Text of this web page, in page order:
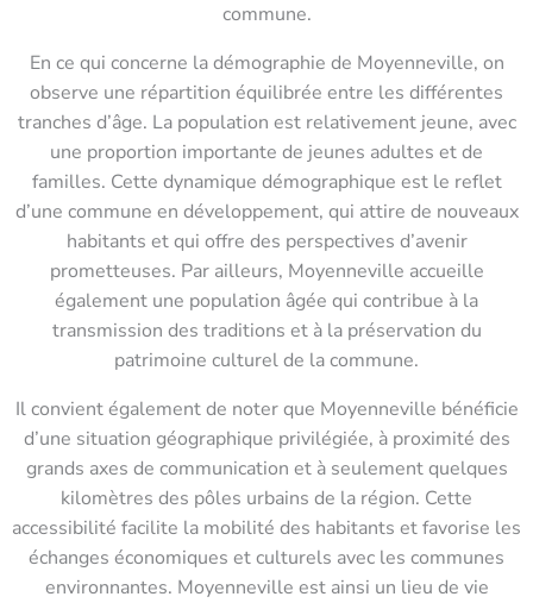
commune.
En ce qui concerne la démographie de Moyenneville, on
observe une répartition équilibrée entre les différentes
tranches d’âge. La population est relativement jeune, avec
une proportion importante de jeunes adultes et de
familles. Cette dynamique démographique est le reflet
d’une commune en développement, qui attire de nouveaux
habitants et qui offre des perspectives d’avenir
prometteuses. Par ailleurs, Moyenneville accueille
également une population âgée qui contribue à la
transmission des traditions et à la préservation du
patrimoine culturel de la commune.
Il convient également de noter que Moyenneville bénéficie
d’une situation géographique privilégiée, à proximité des
grands axes de communication et à seulement quelques
kilomètres des pôles urbains de la région. Cette
accessibilité facilite la mobilité des habitants et favorise les
échanges économiques et culturels avec les communes
environnantes. Moyenneville est ainsi un lieu de vie